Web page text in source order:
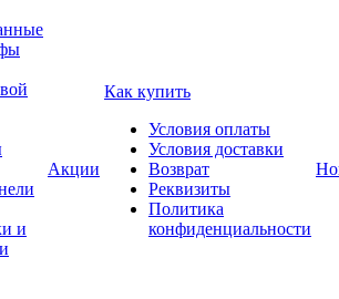
и
Акции
Как купить
Условия оплаты
Условия доставки
Возврат
Реквизиты
Политика
конфиденциальности